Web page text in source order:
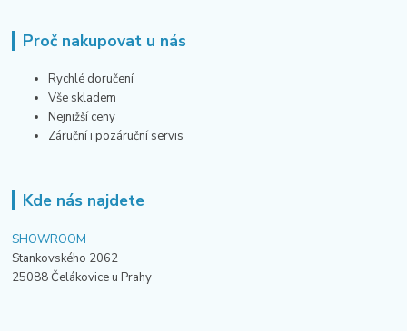
Proč nakupovat u nás
Rychlé doručení
Vše skladem
Nejnižší ceny
Záruční i pozáruční servis
Kde nás najdete
SHOWROOM
Stankovského 2062
25088 Čelákovice u Prahy